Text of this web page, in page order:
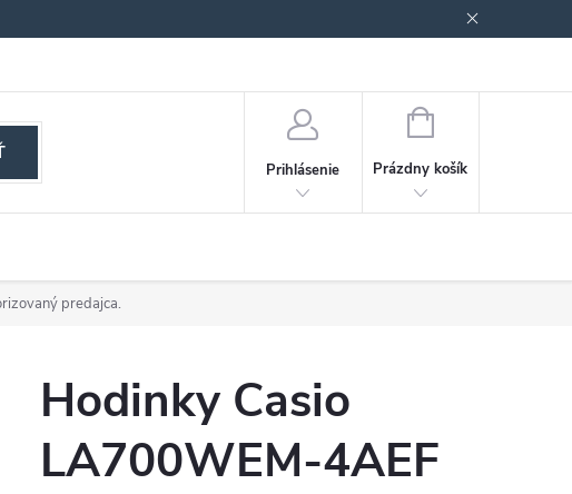
Prihlásenie
NÁKUPNÝ
Prázdny košík
predajca.
Hodinky Casio
LA700WEM-4AEF